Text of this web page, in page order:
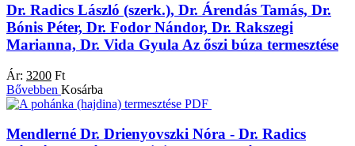
Dr. Radics László (szerk.), Dr. Árendás Tamás, Dr.
Bónis Péter, Dr. Fodor Nándor, Dr. Rakszegi
Marianna, Dr. Vida Gyula Az őszi búza termesztése
Ár: 3200 Ft
Bővebben Kosárba
PDF
Mendlerné Dr. Drienyovszki Nóra - Dr. Radics